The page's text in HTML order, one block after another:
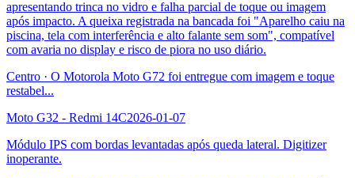
apresentando trinca no vidro e falha parcial de toque ou imagem
após impacto. A queixa registrada na bancada foi "Aparelho caiu na
piscina, tela com interferência e alto falante sem som", compatível
com avaria no display e risco de piora no uso diário.
Centro · O Motorola Moto G72 foi entregue com imagem e toque
restabel...
Moto G32 - Redmi 14C2026-01-07
Módulo IPS com bordas levantadas após queda lateral. Digitizer
inoperante.